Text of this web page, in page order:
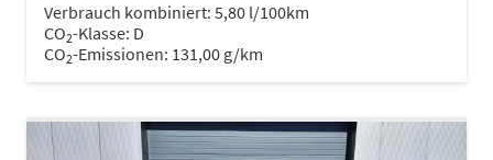
Verbrauch kombiniert: 5,80 l/100km
CO2-Klasse: D
CO2-Emissionen: 131,00 g/km